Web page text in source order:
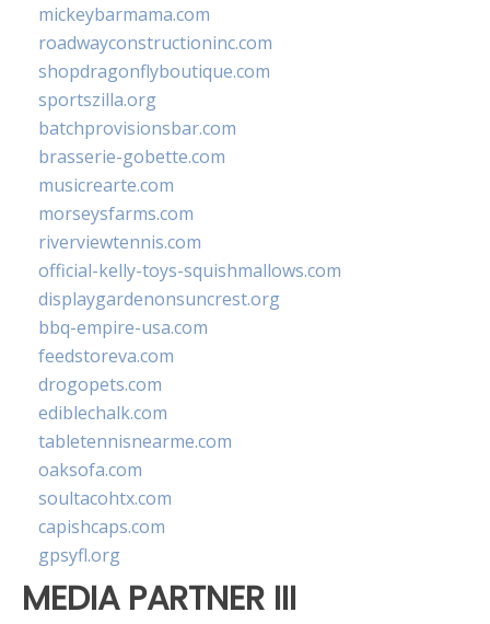
mickeybarmama.com
roadwayconstructioninc.com
shopdragonflyboutique.com
sportszilla.org
batchprovisionsbar.com
brasserie-gobette.com
musicrearte.com
morseysfarms.com
riverviewtennis.com
official-kelly-toys-squishmallows.com
displaygardenonsuncrest.org
bbq-empire-usa.com
feedstoreva.com
drogopets.com
ediblechalk.com
tabletennisnearme.com
oaksofa.com
soultacohtx.com
capishcaps.com
gpsyfl.org
MEDIA PARTNER III